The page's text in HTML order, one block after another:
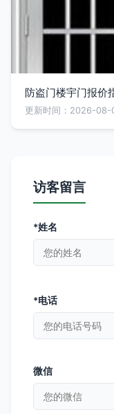
防盗门楼宇门报价
更新时间：2026-08-
访客留言
*姓名
*电话
微信